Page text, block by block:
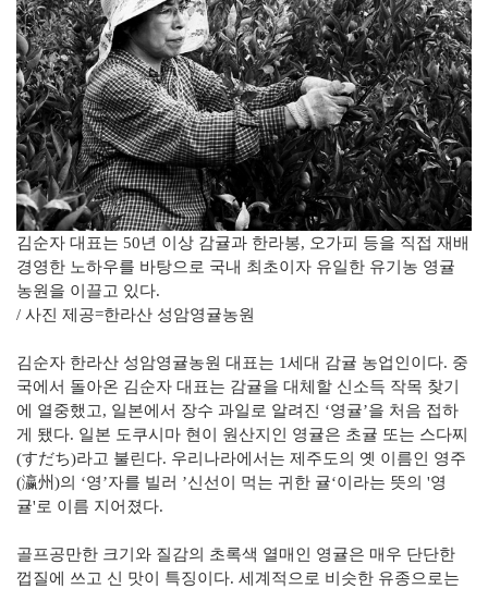
김순자 대표는 50년 이상 감귤과 한라봉, 오가피 등을 직접 재배
경영한 노하우를 바탕으로 국내 최초이자 유일한 유기농 영귤
농원을 이끌고 있다.
/ 사진 제공=한라산 성암영귤농원
김순자 한라산 성암영귤농원 대표는 1세대 감귤 농업인이다. 중
국에서 돌아온 김순자 대표는 감귤을 대체할 신소득 작목 찾기
에 열중했고, 일본에서 장수 과일로 알려진 ‘영귤’을 처음 접하
게 됐다. 일본 도쿠시마 현이 원산지인 영귤은 초귤 또는 스다찌
(すだち)라고 불린다. 우리나라에서는 제주도의 옛 이름인 영주
(瀛州)의 ‘영’자를 빌러 ’신선이 먹는 귀한 귤‘이라는 뜻의 '영
귤'로 이름 지어졌다.
골프공만한 크기와 질감의 초록색 열매인 영귤은 매우 단단한
껍질에 쓰고 신 맛이 특징이다. 세계적으로 비슷한 유종으로는